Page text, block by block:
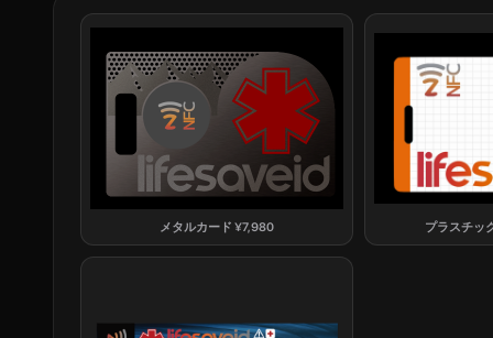
メタルカード ¥7,980 プラスチッ